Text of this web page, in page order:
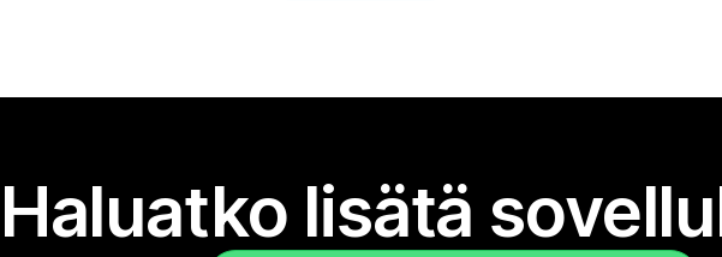
Haluatko lisätä